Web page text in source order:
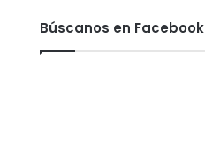
Búscanos en Facebook